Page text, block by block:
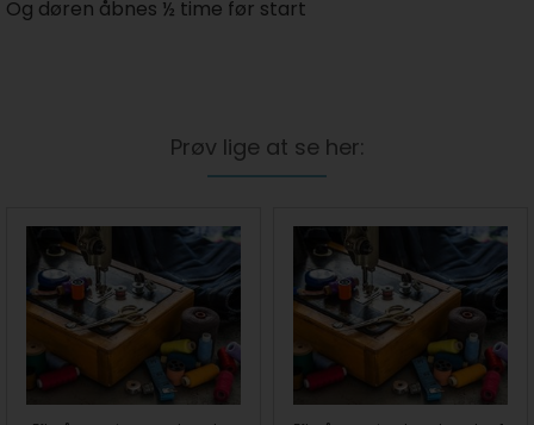
Og døren åbnes ½ time før start
Prøv lige at se her: